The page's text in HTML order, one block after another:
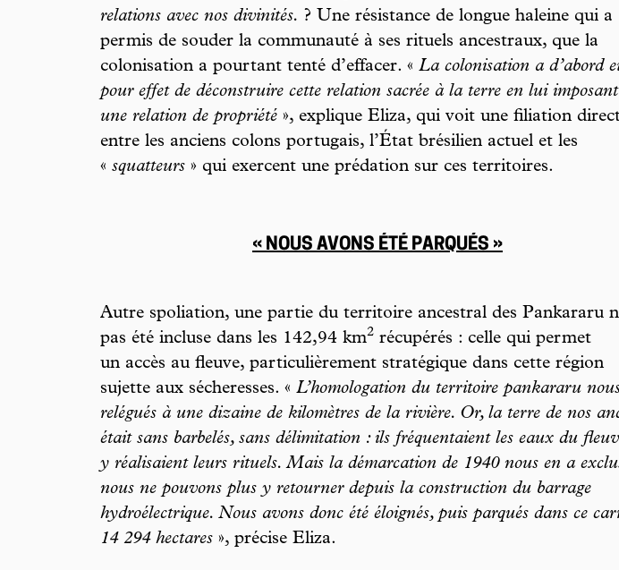
relations avec nos divinités. ? Une résistance de longue haleine qui a
permis de souder la communauté à ses rituels ancestraux, que la
colonisation a pourtant tenté d’effacer. « La colonisation a d’abord
pour effet de déconstruire cette relation sacrée à la terre en lui imposant
une relation de propriété », explique Eliza, qui voit une filiation
entre les anciens colons portugais, l’État brésilien actuel et les
« squatteurs » qui exercent une prédation sur ces territoires.
« NOUS AVONS ÉTÉ PARQUÉS »
Autre spoliation, une partie du territoire ancestral des Pankararu
pas été incluse dans les 142,94 km2 récupérés : celle qui permet
un accès au fleuve, particulièrement stratégique dans cette région
sujette aux sécheresses. « L’homologation du territoire pankararu
relégués à une dizaine de kilomètres de la rivière. Or, la terre de nos
était sans barbelés, sans délimitation : ils fréquentaient les eaux du
y réalisaient leurs rituels. Mais la démarcation de 1940 nous en a
nous ne pouvons plus y retourner depuis la construction du barrage
hydroélectrique. Nous avons donc été éloignés, puis parqués dans ce
14 294 hectares », précise Eliza.